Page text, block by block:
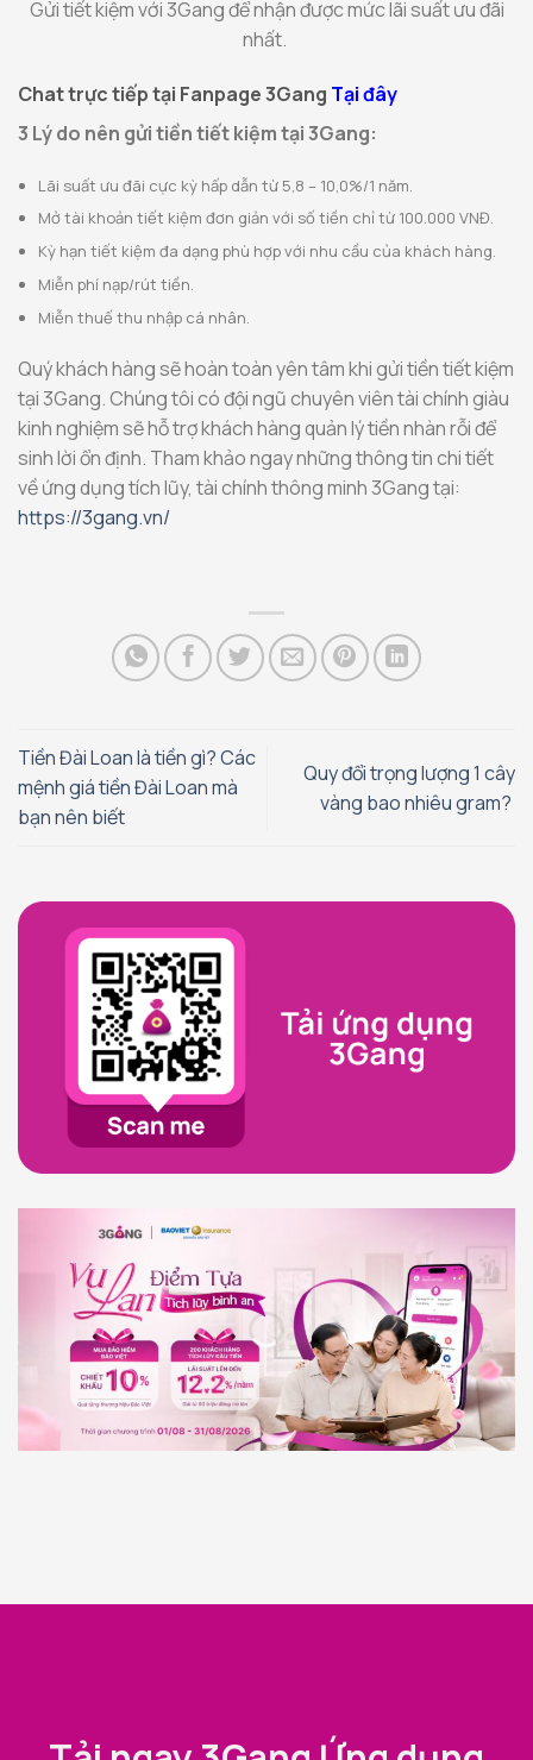
Gửi tiết kiệm với 3Gang để nhận được mức lãi suất ưu đãi
nhất.
Chat trực tiếp tại Fanpage 3Gang Tại đây
3 Lý do nên gửi tiền tiết kiệm tại 3Gang:
Lãi suất ưu đãi cực kỳ hấp dẫn từ 5,8 – 10,0%/1 năm.
Mở tài khoản tiết kiệm đơn giản với số tiền chỉ từ 100.000 VNĐ.
Kỳ hạn tiết kiệm đa dạng phù hợp với nhu cầu của khách hàng.
Miễn phí nạp/rút tiền.
Miễn thuế thu nhập cá nhân.
Quý khách hàng sẽ hoàn toàn yên tâm khi gửi tiền tiết kiệm
tại 3Gang. Chúng tôi có đội ngũ chuyên viên tài chính giàu
kinh nghiệm sẽ hỗ trợ khách hàng quản lý tiền nhàn rỗi để
sinh lời ổn định. Tham khảo ngay những thông tin chi tiết
về ứng dụng tích lũy, tài chính thông minh 3Gang tại:
https://3gang.vn/
Tiền Đài Loan là tiền gì? Các
mệnh giá tiền Đài Loan mà
bạn nên biết
Quy đổi trọng lượng 1 cây
vàng bao nhiêu gram?